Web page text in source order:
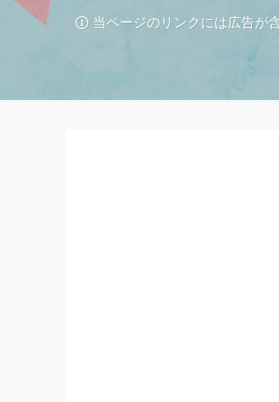
当ページのリンクには広告が